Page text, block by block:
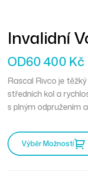
Invalidní
OD60 400 Kč
Rascal Rivco je
středních kol a
s plným odpružením
Výběr Možností